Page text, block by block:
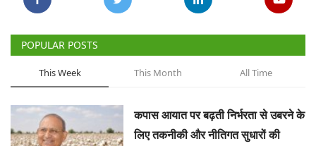
POPULAR POSTS
This Week This Month All Time
कपास आयात पर बढ़ती निर्भरता से उबरने के
लिए तकनीकी और नीतिगत सुधारों की